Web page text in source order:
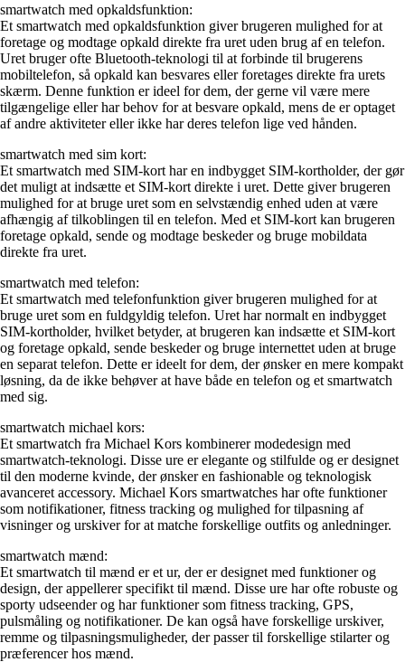
smartwatch med opkaldsfunktion:
Et smartwatch med opkaldsfunktion giver brugeren mulighed for at
foretage og modtage opkald direkte fra uret uden brug af en telefon.
Uret bruger ofte Bluetooth-teknologi til at forbinde til brugerens
mobiltelefon, så opkald kan besvares eller foretages direkte fra urets
skærm. Denne funktion er ideel for dem, der gerne vil være mere
tilgængelige eller har behov for at besvare opkald, mens de er optaget
af andre aktiviteter eller ikke har deres telefon lige ved hånden.
smartwatch med sim kort:
Et smartwatch med SIM-kort har en indbygget SIM-kortholder, der gør
det muligt at indsætte et SIM-kort direkte i uret. Dette giver brugeren
mulighed for at bruge uret som en selvstændig enhed uden at være
afhængig af tilkoblingen til en telefon. Med et SIM-kort kan brugeren
foretage opkald, sende og modtage beskeder og bruge mobildata
direkte fra uret.
smartwatch med telefon:
Et smartwatch med telefonfunktion giver brugeren mulighed for at
bruge uret som en fuldgyldig telefon. Uret har normalt en indbygget
SIM-kortholder, hvilket betyder, at brugeren kan indsætte et SIM-kort
og foretage opkald, sende beskeder og bruge internettet uden at bruge
en separat telefon. Dette er ideelt for dem, der ønsker en mere kompakt
løsning, da de ikke behøver at have både en telefon og et smartwatch
med sig.
smartwatch michael kors:
Et smartwatch fra Michael Kors kombinerer modedesign med
smartwatch-teknologi. Disse ure er elegante og stilfulde og er designet
til den moderne kvinde, der ønsker en fashionable og teknologisk
avanceret accessory. Michael Kors smartwatches har ofte funktioner
som notifikationer, fitness tracking og mulighed for tilpasning af
visninger og urskiver for at matche forskellige outfits og anledninger.
smartwatch mænd:
Et smartwatch til mænd er et ur, der er designet med funktioner og
design, der appellerer specifikt til mænd. Disse ure har ofte robuste og
sporty udseender og har funktioner som fitness tracking, GPS,
pulsmåling og notifikationer. De kan også have forskellige urskiver,
remme og tilpasningsmuligheder, der passer til forskellige stilarter og
præferencer hos mænd.